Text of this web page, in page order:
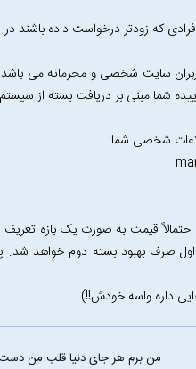
که زودتر درخواست داده باشند در
سایت شخصی و محرمانه می
شما مبنی بر دریافت بسته از
شخصی شما:
قیمت به صورت یک بازه تعریف
اول صرف بهبود بسته دوم خواهد
داره واسه خودش!!)
من برم هر جای دنیا قلب من دست